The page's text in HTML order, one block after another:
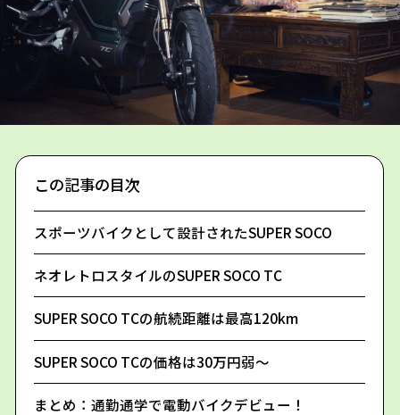
この記事の目次
スポーツバイクとして設計されたSUPER SOCO
ネオレトロスタイルのSUPER SOCO TC
SUPER SOCO TCの航続距離は最高120km
SUPER SOCO TCの価格は30万円弱～
まとめ：通勤通学で電動バイクデビュー！